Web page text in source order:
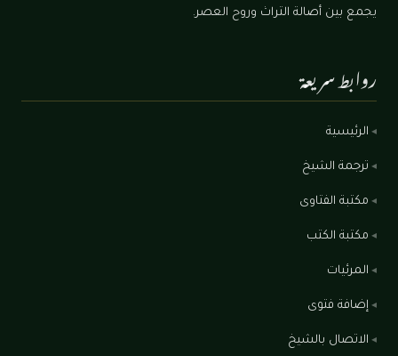
يجمع بين أصالة التراث وروح العصر.
روابط سريعة
الرئيسية
ترجمة الشيخ
مكتبة الفتاوى
مكتبة الكتب
المرئيات
إضافة فتوى
الاتصال بالشيخ